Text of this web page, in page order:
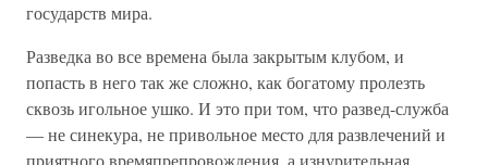
государств мира.
Разведка во все времена была закрытым клубом, и
попасть в него так же сложно, как богатому пролезть
сквозь игольное ушко. И это при том, что развед-служба
— не синекура, не привольное место для развлечений и
приятного времяпрепровождения, а изнурительная